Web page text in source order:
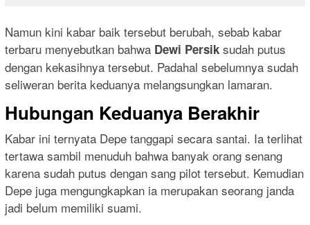
Namun kini kabar baik tersebut berubah, sebab kabar
terbaru menyebutkan bahwa Dewi Persik sudah putus
dengan kekasihnya tersebut. Padahal sebelumnya sudah
seliweran berita keduanya melangsungkan lamaran.
Hubungan Keduanya Berakhir
Kabar ini ternyata Depe tanggapi secara santai. Ia terlihat
tertawa sambil menuduh bahwa banyak orang senang
karena sudah putus dengan sang pilot tersebut. Kemudian
Depe juga mengungkapkan ia merupakan seorang janda
jadi belum memiliki suami.